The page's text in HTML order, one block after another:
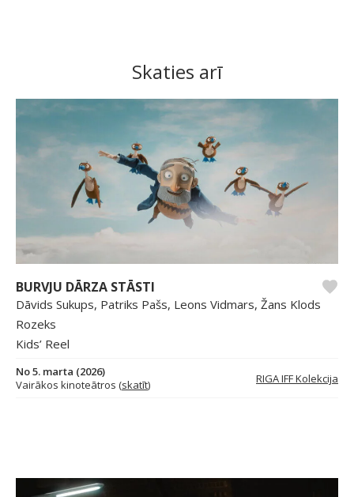
Skaties arī
BURVJU DĀRZA STĀSTI
Dāvids Sukups, Patriks Pašs, Leons Vidmars, Žans Klods
Rozeks
Kids’ Reel
No 5. marta (2026)
Vairākos kinoteātros (skatīt) RIGA IFF Kolekcija